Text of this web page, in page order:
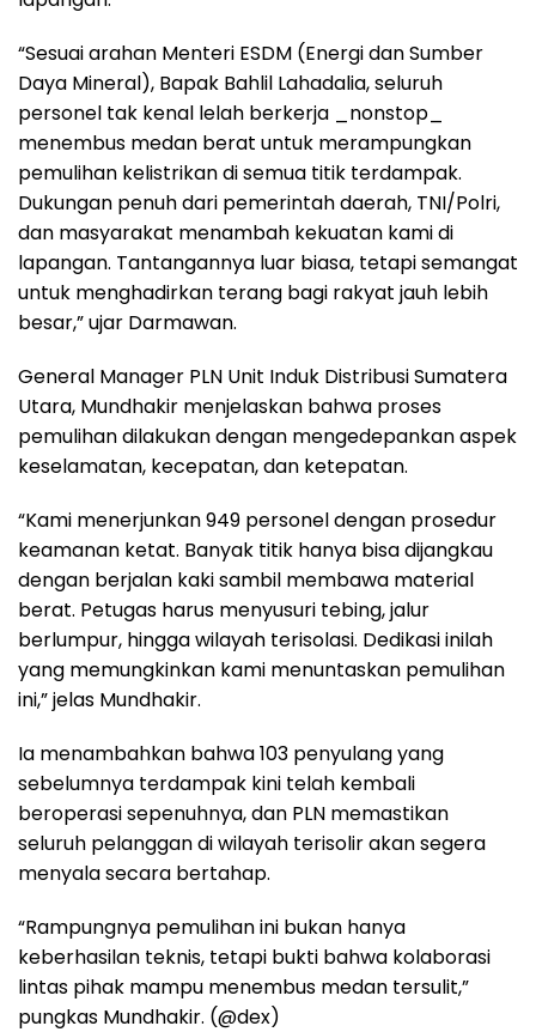
“Sesuai arahan Menteri ESDM (Energi dan Sumber
Daya Mineral), Bapak Bahlil Lahadalia, seluruh
personel tak kenal lelah berkerja _nonstop_
menembus medan berat untuk merampungkan
pemulihan kelistrikan di semua titik terdampak.
Dukungan penuh dari pemerintah daerah, TNI/Polri,
dan masyarakat menambah kekuatan kami di
lapangan. Tantangannya luar biasa, tetapi semangat
untuk menghadirkan terang bagi rakyat jauh lebih
besar,” ujar Darmawan.
General Manager PLN Unit Induk Distribusi Sumatera
Utara, Mundhakir menjelaskan bahwa proses
pemulihan dilakukan dengan mengedepankan aspek
keselamatan, kecepatan, dan ketepatan.
“Kami menerjunkan 949 personel dengan prosedur
keamanan ketat. Banyak titik hanya bisa dijangkau
dengan berjalan kaki sambil membawa material
berat. Petugas harus menyusuri tebing, jalur
berlumpur, hingga wilayah terisolasi. Dedikasi inilah
yang memungkinkan kami menuntaskan pemulihan
ini,” jelas Mundhakir.
Ia menambahkan bahwa 103 penyulang yang
sebelumnya terdampak kini telah kembali
beroperasi sepenuhnya, dan PLN memastikan
seluruh pelanggan di wilayah terisolir akan segera
menyala secara bertahap.
“Rampungnya pemulihan ini bukan hanya
keberhasilan teknis, tetapi bukti bahwa kolaborasi
lintas pihak mampu menembus medan tersulit,”
pungkas Mundhakir. (@dex)